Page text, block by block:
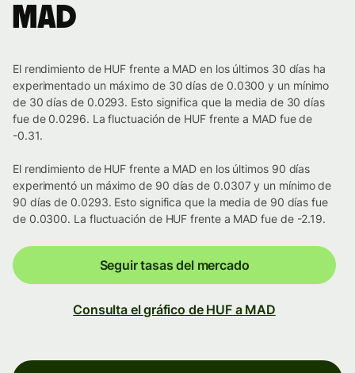
MAD
El rendimiento de HUF frente a MAD en los últimos 30 días ha
experimentado un máximo de 30 días de 0.0300 y un mínimo
de 30 días de 0.0293. Esto significa que la media de 30 días
fue de 0.0296. La fluctuación de HUF frente a MAD fue de
-0.31.
El rendimiento de HUF frente a MAD en los últimos 90 días
experimentó un máximo de 90 días de 0.0307 y un mínimo de
90 días de 0.0293. Esto significa que la media de 90 días fue
de 0.0300. La fluctuación de HUF frente a MAD fue de -2.19.
Seguir tasas del mercado
Consulta el gráfico de HUF a MAD